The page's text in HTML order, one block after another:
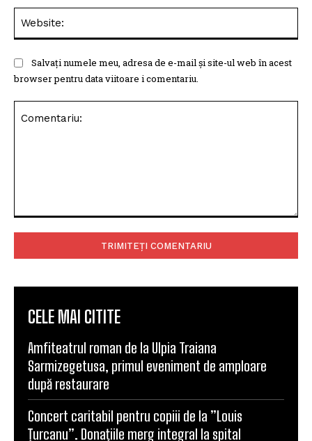
Salvați numele meu, adresa de e-mail și site-ul web în acest
browser pentru data viitoare i comentariu.
CELE MAI CITITE
Amfiteatrul roman de la Ulpia Traiana
Sarmizegetusa, primul eveniment de amploare
după restaurare
Concert caritabil pentru copiii de la ”Louis
Țurcanu”. Donațiile merg integral la spital